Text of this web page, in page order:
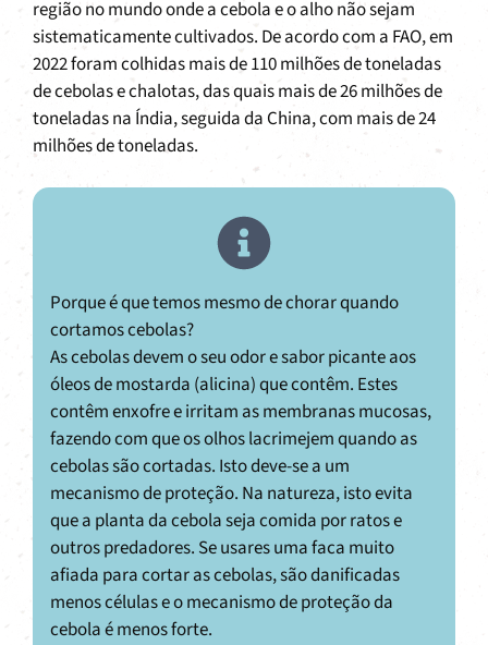
região no mundo onde a cebola e o alho não sejam
sistematicamente cultivados. De acordo com a FAO, em
2022 foram colhidas mais de 110 milhões de toneladas
de cebolas e chalotas, das quais mais de 26 milhões de
toneladas na Índia, seguida da China, com mais de 24
milhões de toneladas.
Porque é que temos mesmo de chorar quando
cortamos cebolas?
As cebolas devem o seu odor e sabor picante aos
óleos de mostarda (alicina) que contêm. Estes
contêm enxofre e irritam as membranas mucosas,
fazendo com que os olhos lacrimejem quando as
cebolas são cortadas. Isto deve-se a um
mecanismo de proteção. Na natureza, isto evita
que a planta da cebola seja comida por ratos e
outros predadores. Se usares uma faca muito
afiada para cortar as cebolas, são danificadas
menos células e o mecanismo de proteção da
cebola é menos forte.